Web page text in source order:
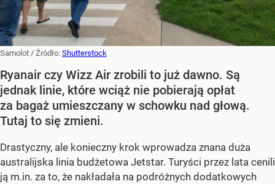
Samolot / Źródło: Shutterstock
Ryanair czy Wizz Air zrobili to już dawno. Są
jednak linie, które wciąż nie pobierają opłat
za bagaż umieszczany w schowku nad głową.
Tutaj to się zmieni.
Drastyczny, ale konieczny krok wprowadza znana duża
australijska linia budżetowa Jetstar. Turyści przez lata cenili
ją m.in. za to, że nakładała na podróżnych dodatkowych